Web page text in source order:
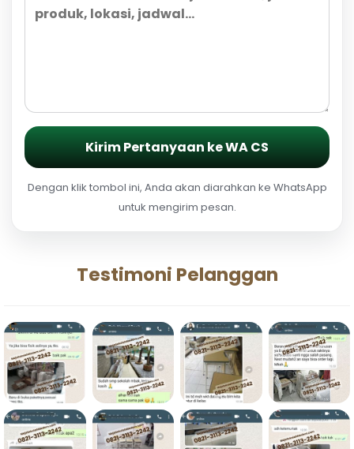
Kirim Pertanyaan ke WA CS
Dengan klik tombol ini, Anda akan diarahkan ke WhatsApp
untuk mengirim pesan.
Testimoni Pelanggan